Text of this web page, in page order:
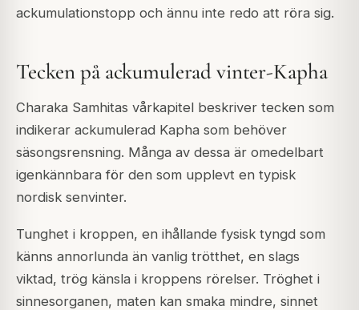
ackumulationstopp och ännu inte redo att röra sig.
Tecken på ackumulerad vinter-Kapha
Charaka Samhitas vårkapitel beskriver tecken som
indikerar ackumulerad Kapha som behöver
säsongsrensning. Många av dessa är omedelbart
igenkännbara för den som upplevt en typisk
nordisk senvinter.
Tunghet i kroppen, en ihållande fysisk tyngd som
känns annorlunda än vanlig trötthet, en slags
viktad, trög känsla i kroppens rörelser. Tröghet i
sinnesorganen, maten kan smaka mindre, sinnet